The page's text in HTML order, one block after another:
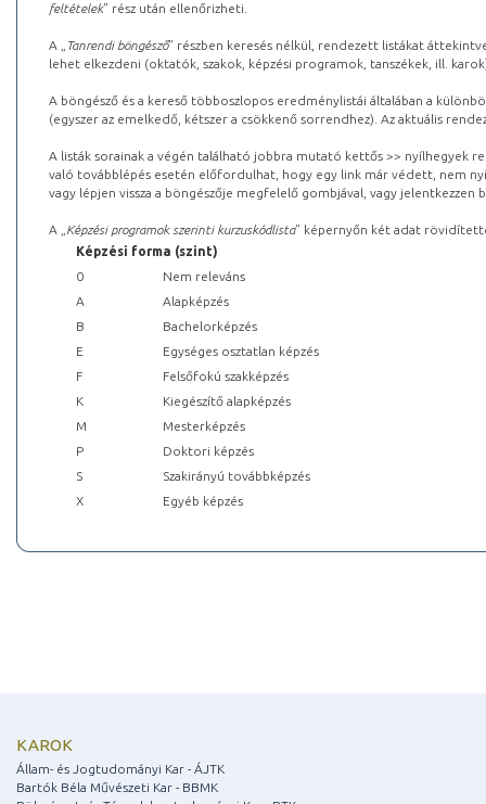
feltételek” rész után ellenőrizheti.
A „ Tanrendi böngésző” részben keresés nélkül, rendezett listákat
lehet elkezdeni (oktatók, szakok, képzési programok, tanszékek, ill.
A böngésző és a kereső többoszlopos eredménylistái általában a
(egyszer az emelkedő, kétszer a csökkenő sorrendhez). Az aktuális
A listák sorainak a végén található jobbra mutató kettős >> nyílhegyek
való továbblépés esetén előfordulhat, hogy egy link már védett, nem
vagy lépjen vissza a böngészője megfelelő gombjával, vagy
A „ Képzési programok szerinti kurzuskódlista” képernyőn két adat
Képzési forma (szint)
0
Nem releváns
A
Alapképzés
B
Bachelorképzés
E
Egységes osztatlan képzés
F
Felsőfokú szakképzés
K
Kiegészítő alapképzés
M
Mesterképzés
P
Doktori képzés
S
Szakirányú továbbképzés
X
Egyéb képzés
KAROK
Állam- és Jogtudományi Kar - ÁJTK
Bartók Béla Művészeti Kar - BBMK